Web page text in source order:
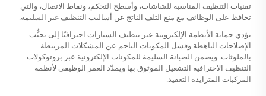
تقنيات التنظيف المناسبة للشاشات، وأسطح التحكم، ونقاط الاتصال، والتي
تحافظ على الوظائف مع منع التلف الناتج عن أساليب التنظيف غير السليمة.
يؤدي حماية الأنظمة الإلكترونية عبر تنظيف السيارات احترافيًا إلى تجنُّب
الإصلاحات الباهظة وفشل المكونات الناجم عن المشكلات المرتبطة
بالملوثات. ويضمن الصيانة السليمة للمكونات الإلكترونية عبر بروتوكولات
التنظيف الاحترافية التشغيل الموثوق بها ويمدّد العمر الوظيفي لأنظمة
المركبات المتزايدة التعقيد.